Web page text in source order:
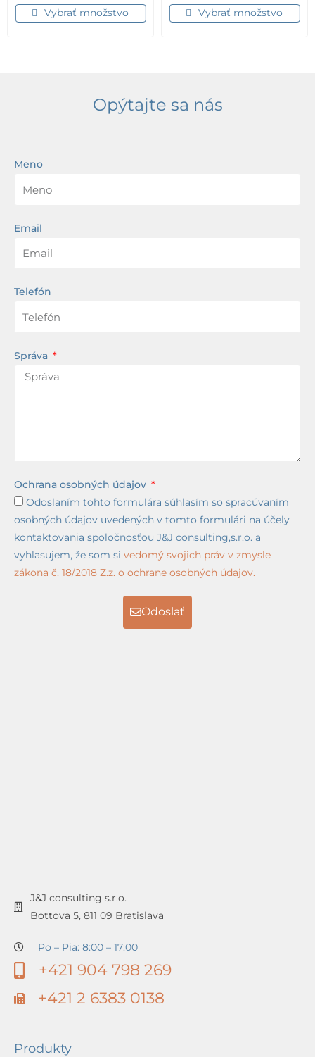
Vybrať množstvo Vybrať množstvo
Opýtajte sa nás
Meno
Email
Telefón
Správa
Ochrana osobných údajov
Odoslaním tohto formulára súhlasím so spracúvaním
osobných údajov uvedených v tomto formulári na účely
kontaktovania spoločnosťou J&J consulting,s.r.o. a
vyhlasujem, že som si vedomý svojich práv v zmysle
zákona č. 18/2018 Z.z. o ochrane osobných údajov.
Odoslať
J&J consulting s.r.o.
Bottova 5, 811 09 Bratislava
Po – Pia: 8:00 – 17:00
+421 904 798 269
+421 2 6383 0138
Produkty